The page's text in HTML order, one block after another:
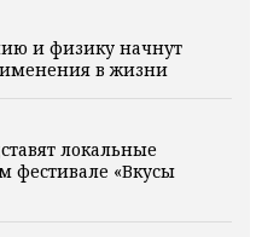
и физику начнут
в жизни
локальные
фестивале «Вкусы